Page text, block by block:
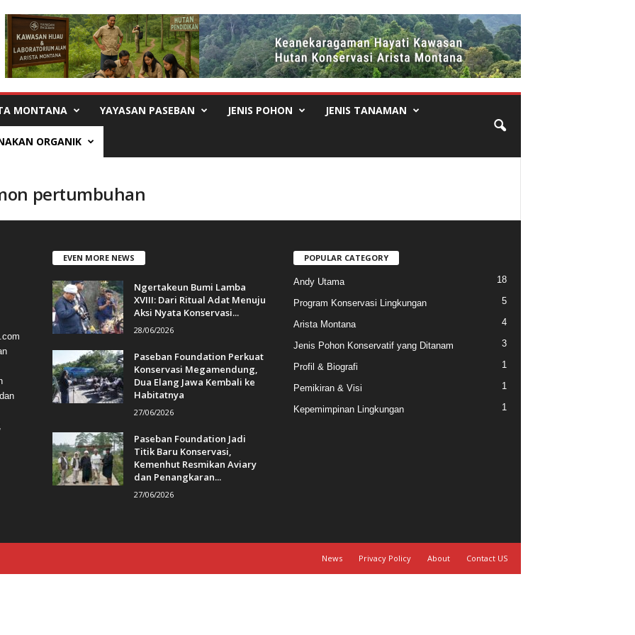
MONTANA YAYASAN PASEBAN JENIS POHON JENIS TANAMAN
ORGANIK
pertumbuhan
EVEN MORE NEWS
Ngertakeun Bumi Lamba
XVIII: Dari Ritual Adat Menuju
Aksi Nyata Konservasi...
28/06/2026
Paseban Foundation Perkuat
Konservasi Megamendung,
Dua Elang Jawa Kembali ke
Habitatnya
27/06/2026
Paseban Foundation Jadi
Titik Baru Konservasi,
Kemenhut Resmikan Aviary
dan Penangkaran...
27/06/2026
POPULAR CATEGORY
Andy Utama 18
Program Konservasi Lingkungan 5
Arista Montana 4
Jenis Pohon Konservatif yang Ditanam 3
Profil & Biografi 1
Pemikiran & Visi 1
Kepemimpinan Lingkungan 1
News Privacy Policy About Contact US